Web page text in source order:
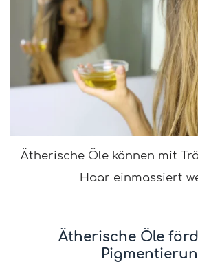
Ätherische Öle können mit
Haar einmassiert
Ätherische Öle